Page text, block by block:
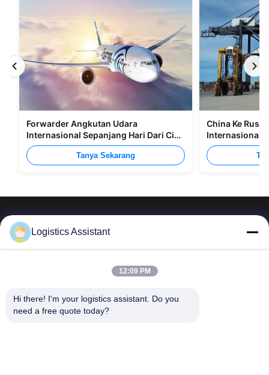
Forwarder Angkutan Udara
Internasional Sepanjang Hari Dari Cina
Ke Manila
Tanya Sekarang
China Ke
Internasional
Pilih kami dan Anda tidak akan pernah melupakan
Logistics Assistant
12:09 PM
Hi there! I'm your logistics assistant. Do you
need a free quote today?